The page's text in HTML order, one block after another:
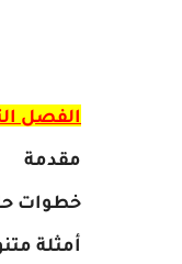
الفصل
مقدمة
خطوات
أمثلة